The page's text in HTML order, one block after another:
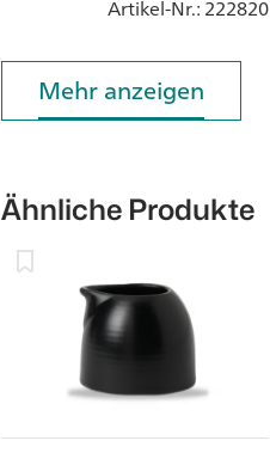
Artikel-Nr.: 222820
Mehr anzeigen
Mehr anzeigen
Ähnliche Produkte